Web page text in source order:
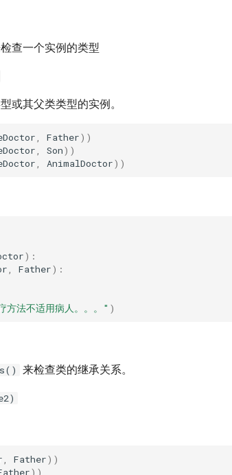
查一个实例的类型
或其父类类型的实例。
Father))
Son))
AnimalDoctor))
):
Father):
方法不适用病人。。。" )
来检查类的继承关系。
Father))
))